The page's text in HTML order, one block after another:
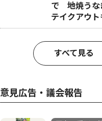
で 地焼うな
テイクアウ
すべて見る
意見広告・議会報告